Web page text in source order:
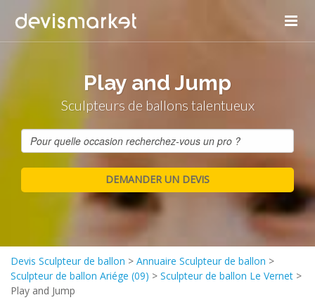
Play and Jump
Sculpteurs de ballons talentueux
Devis Sculpteur de ballon > Annuaire Sculpteur de ballon >
Sculpteur de ballon Ariége (09) > Sculpteur de ballon Le Vernet >
Play and Jump